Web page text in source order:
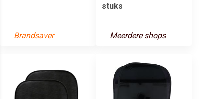
Brandsaver
stuks
Meerdere shops